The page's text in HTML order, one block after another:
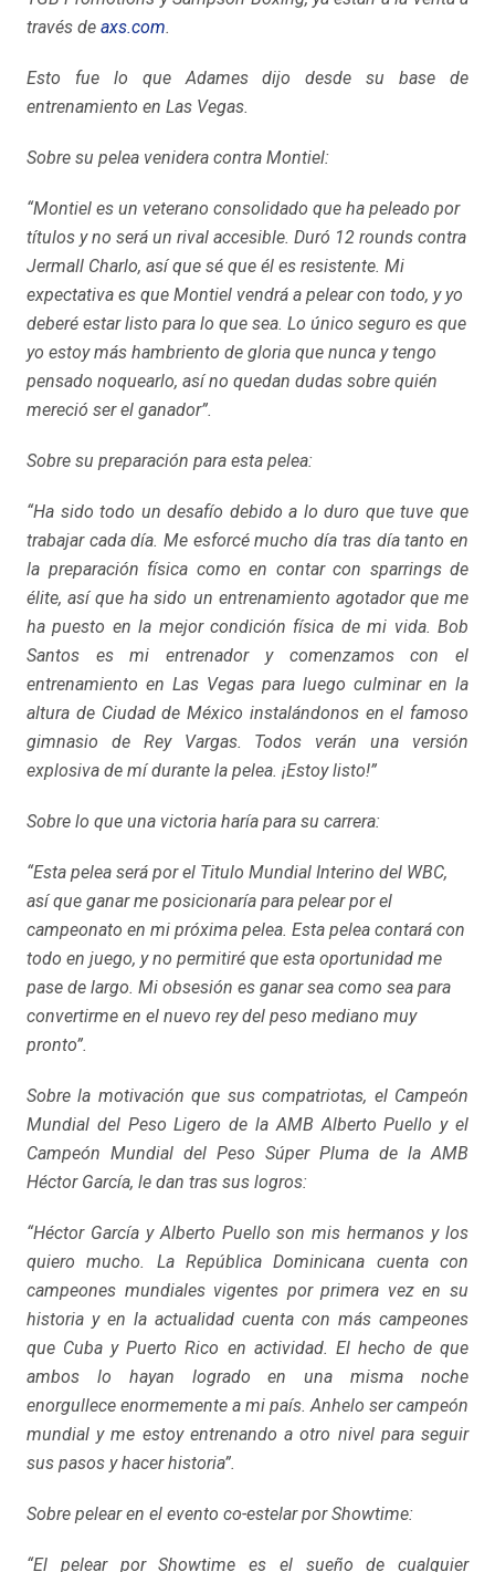
través de axs.com.
Esto fue lo que Adames dijo desde su base de
entrenamiento en Las Vegas.
Sobre su pelea venidera contra Montiel:
“Montiel es un veterano consolidado que ha peleado por
títulos y no será un rival accesible. Duró 12 rounds contra
Jermall Charlo, así que sé que él es resistente. Mi
expectativa es que Montiel vendrá a pelear con todo, y yo
deberé estar listo para lo que sea. Lo único seguro es que
yo estoy más hambriento de gloria que nunca y tengo
pensado noquearlo, así no quedan dudas sobre quién
mereció ser el ganador”.
Sobre su preparación para esta pelea:
“Ha sido todo un desafío debido a lo duro que tuve que
trabajar cada día. Me esforcé mucho día tras día tanto en
la preparación física como en contar con sparrings de
élite, así que ha sido un entrenamiento agotador que me
ha puesto en la mejor condición física de mi vida. Bob
Santos es mi entrenador y comenzamos con el
entrenamiento en Las Vegas para luego culminar en la
altura de Ciudad de México instalándonos en el famoso
gimnasio de Rey Vargas. Todos verán una versión
explosiva de mí durante la pelea. ¡Estoy listo!”
Sobre lo que una victoria haría para su carrera:
“Esta pelea será por el Titulo Mundial Interino del WBC,
así que ganar me posicionaría para pelear por el
campeonato en mi próxima pelea. Esta pelea contará con
todo en juego, y no permitiré que esta oportunidad me
pase de largo. Mi obsesión es ganar sea como sea para
convertirme en el nuevo rey del peso mediano muy
pronto”.
Sobre la motivación que sus compatriotas, el Campeón
Mundial del Peso Ligero de la AMB Alberto Puello y el
Campeón Mundial del Peso Súper Pluma de la AMB
Héctor García, le dan tras sus logros:
“Héctor García y Alberto Puello son mis hermanos y los
quiero mucho. La República Dominicana cuenta con
campeones mundiales vigentes por primera vez en su
historia y en la actualidad cuenta con más campeones
que Cuba y Puerto Rico en actividad. El hecho de que
ambos lo hayan logrado en una misma noche
enorgullece enormemente a mi país. Anhelo ser campeón
mundial y me estoy entrenando a otro nivel para seguir
sus pasos y hacer historia”.
Sobre pelear en el evento co-estelar por Showtime:
“El pelear por Showtime es el sueño de cualquier